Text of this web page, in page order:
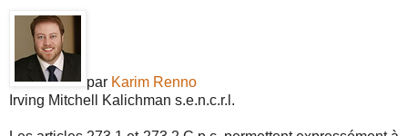
par Karim Renno
Irving Mitchell Kalichman s.e.n.c.r.l.